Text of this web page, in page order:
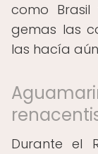
como
gemas las
las hacía
Durante el